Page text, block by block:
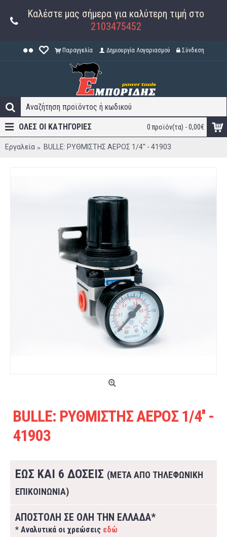
Καλέστε μας σήμερα για καλύτερη τιμή στο
2103475452
Παραγγελία Δημιουργία Λογαριασμού Σύνδεση
0 προϊόν(τα) - 0,00€
ΟΛΕΣ ΟΙ ΚΑΤΗΓΟΡΊΕΣ
Εργαλεία BULLE: ΡΥΘΜΙΣΤΗΣ ΑΕΡΟΣ 1/4'' - 41903
BULLE: ΡΥΘΜΙΣΤΗΣ ΑΕΡΟΣ 1/4'' -
41903
ΕΩΣ ΚΑΙ 6 ΔΟΣΕΙΣ (ΜΕΤΑ ΑΠΟ ΤΗΛΕΦΩΝΙΚΗ
ΕΠΙΚΟΙΝΩΝΙΑ)
ΑΠΟΣΤΟΛΗ ΣΕ ΟΛΗ ΤΗΝ ΕΛΛΑΔΑ*
* Αναλυτικά οι χρεώσεις εδώ